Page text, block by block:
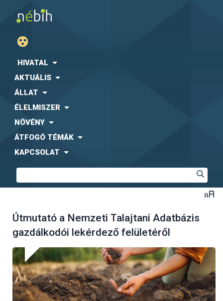
HIVATAL
AKTUÁLIS
ÁLLAT
ÉLELMISZER
NÖVÉNY
ÁTFOGÓ TÉMÁK
KAPCSOLAT
Útmutató a Nemzeti Talajtani Adatbázis
gazdálkodói lekérdező felületéről